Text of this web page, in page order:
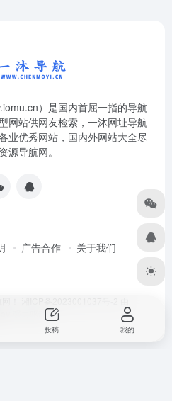
）是国内首屈一指的导航
网站供网友检索，一沐网址导航
业优秀网站，国内外网站大全尽
源导航网。
广告合作 关于我们
强力驱动
投稿 我的